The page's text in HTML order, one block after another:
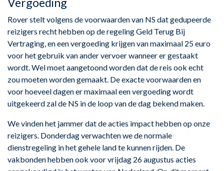
Rover stelt volgens de voorwaarden van NS dat gedupeerde
reizigers recht hebben op de regeling Geld Terug Bij
Vertraging, en een vergoeding krijgen van maximaal 25 euro
voor het gebruik van ander vervoer wanneer er gestaakt
wordt. Wel moet aangetoond worden dat de reis ook echt
zou moeten worden gemaakt. De exacte voorwaarden en
voor hoeveel dagen er maximaal een vergoeding wordt
uitgekeerd zal de NS in de loop van de dag bekend maken.
We vinden het jammer dat de acties impact hebben op onze
reizigers. Donderdag verwachten we de normale
dienstregeling in het gehele land te kunnen rijden. De
vakbonden hebben ook voor vrijdag 26 augustus acties